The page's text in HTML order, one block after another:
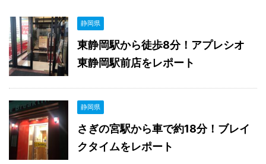
静岡県
東静岡駅から徒歩8分！アプレシオ
東静岡駅前店をレポート
静岡県
さぎの宮駅から車で約18分！ブレイ
クタイムをレポート